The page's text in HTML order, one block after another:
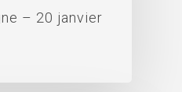
– 20 janvier